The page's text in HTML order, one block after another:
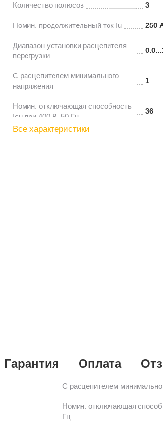
Количество полюсов 3
Номин. продолжительный ток Iu 250
Диапазон установки расцепителя
перегрузки
С расцепителем минимального
напряжения
1
Номин. отключающая способность
Icu при 400 В, 50 Гц
36
Возможность установки
Все характеристики
Гарантия Оплата
С расцепителем
Номин. отключающая
Гц